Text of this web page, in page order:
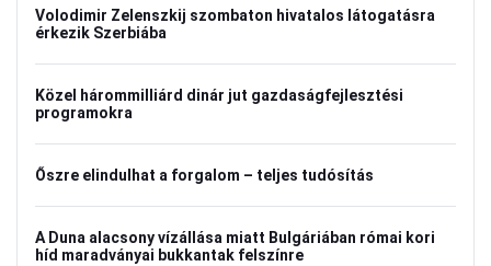
Volodimir Zelenszkij szombaton hivatalos látogatásra
érkezik Szerbiába
Közel hárommilliárd dinár jut gazdaságfejlesztési
programokra
Őszre elindulhat a forgalom – teljes tudósítás
A Duna alacsony vízállása miatt Bulgáriában római kori
híd maradványai bukkantak felszínre